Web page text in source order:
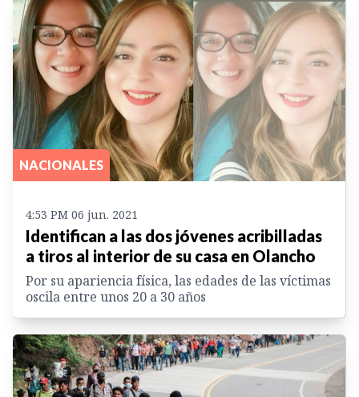
NACIONALES
4:53 PM 06 jun. 2021
Identifican a las dos jóvenes acribilladas
a tiros al interior de su casa en Olancho
Por su apariencia física, las edades de las víctimas
oscila entre unos 20 a 30 años